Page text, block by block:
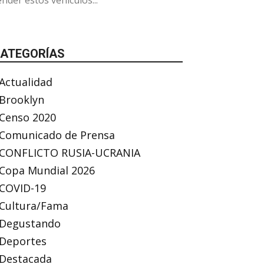
2020
de Prensa
RUSIA-UCRANIA
Mundial 2026
19
Fama